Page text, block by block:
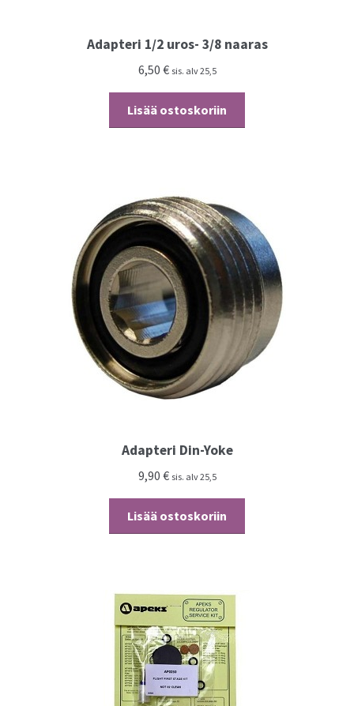
Adapteri 1/2 uros- 3/8 naaras
6,50 € sis. alv 25,5
Lisää ostoskoriin
Adapteri Din-Yoke
9,90 € sis. alv 25,5
Lisää ostoskoriin